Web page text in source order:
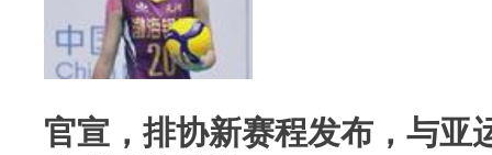
官宣，排协新赛程发布，与亚